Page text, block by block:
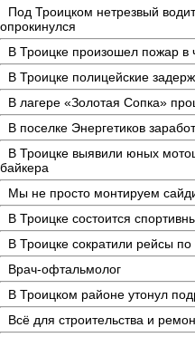
Под Троицком нетрезвый
опрокинулся
В Троицке произошел пожар в
В Троицке полицейские
В лагере «Золотая Сопка»
В поселке Энергетиков
В Троицке выявили юных
байкера
Мы не просто монтируем
В Троицке состоится
В Троицке сократили рейсы
Врач-офтальмолог
В Троицком районе утонул
Всё для строительства и